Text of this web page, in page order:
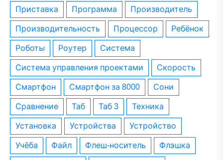
приставка программа производитель
производительность процессор ребёнок
роботы роутер система
система управления проектами скорость
смартфон смартфон за 8000 сони
сравнение таб таб 3 техника
установка устройства устройство
учёба файл флеш-носитель флэшка